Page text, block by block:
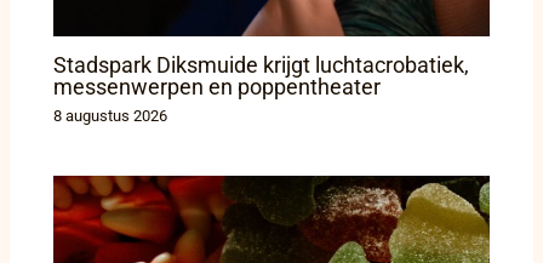
Stadspark Diksmuide krijgt luchtacrobatiek,
messenwerpen en poppentheater
8 augustus 2026